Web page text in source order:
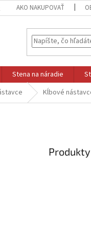
AKO NAKUPOVAŤ
Stena na náradie
Kĺbové